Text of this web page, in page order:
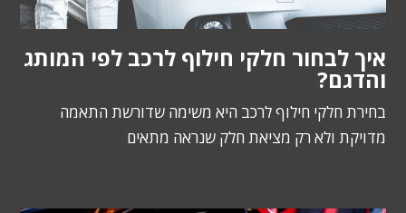
איך לבחור חלקי חילוף לרכב לפי המותג
והדגם?
בחירת חלקי חילוף לרכב היא משימה שדורשת התאמה
מדויקת ולא רק מציאת חלק שנראה מתאים